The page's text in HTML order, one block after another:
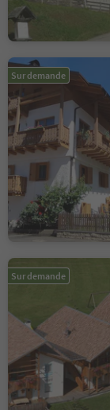
Sur demande
Sur demande